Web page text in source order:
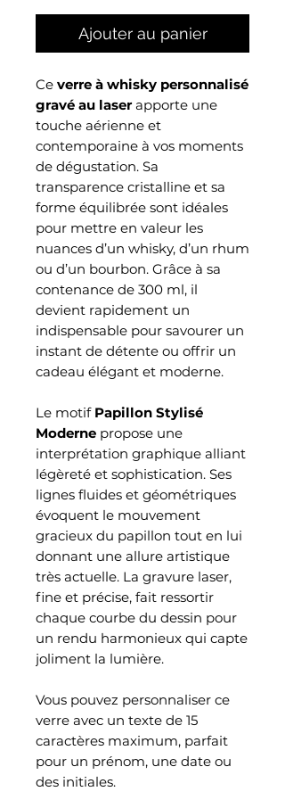
Ajouter au panier
Ce verre à whisky personnalisé
gravé au laserapporte une
touche aérienne et
contemporaine à vos moments
de dégustation. Sa
transparence cristalline et sa
forme équilibrée sont idéales
pour mettre en valeur les
nuances d’un whisky, d’un rhum
ou d’un bourbon. Grâce à sa
contenance de 300 ml, il
devient rapidement un
indispensable pour savourer un
instant de détente ou offrir un
cadeau élégant et moderne.
Le motif Papillon Stylisé
Moderne propose une
interprétation graphique alliant
légèreté et sophistication. Ses
lignes fluides et géométriques
évoquent le mouvement
gracieux du papillon tout en lui
donnant une allure artistique
très actuelle. La gravure laser,
fine et précise, fait ressortir
chaque courbe du dessin pour
un rendu harmonieux qui capte
joliment la lumière.
Vous pouvez personnaliser ce
verre avec un texte de 15
caractères maximum, parfait
pour un prénom, une date ou
des initiales.